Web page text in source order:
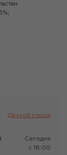
Другой город
Сегодня
c 18:00